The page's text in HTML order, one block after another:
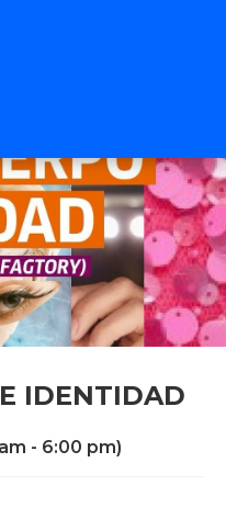
IDENTIDAD
- 6:00 pm)